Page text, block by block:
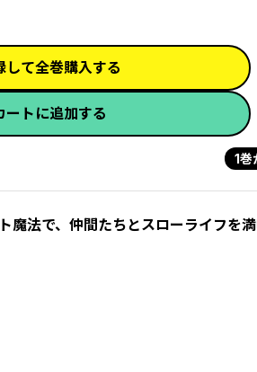
して全巻購入する
ートに追加する
1巻
法で、仲間たちとスローライフを